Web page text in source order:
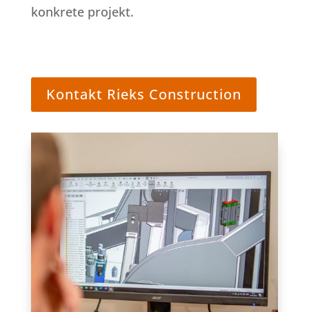
konkrete projekt.
Kontakt Rieks Construction